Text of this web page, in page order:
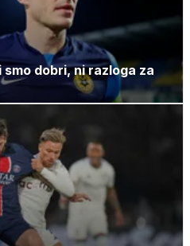
dobri, ni razloga za